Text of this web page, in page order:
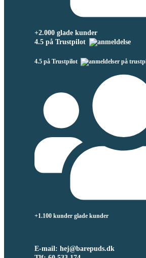
+2.000 glade kunder
4.5 på Trustpilot
4.5 på Trustpilot
+1.100 kunder glade kunder
E-mail: hej@barepuds.dk